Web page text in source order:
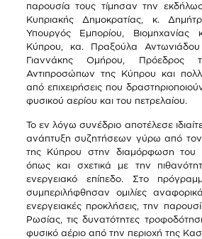
παρουσία τους τίμησαν την
Κυπριακής Δημοκρατίας, κ.
Υπουργός Εμπορίου, Βιομηχανίας
Κύπρου, κα. Πραξούλα
Γιαννάκης Ομήρου, Πρόεδρος
Αντιπροσώπων της Κύπρου και
από επιχειρήσεις που
φυσικού αερίου και του πετρελαίου.
Το εν λόγω συνέδριο αποτέλεσε
ανάπτυξη συζητήσεων γύρω από
της Κύπρου στην διαμόρφωση του
όπως και σχετικά με την
ενεργειακό επίπεδο. Στο
συμπεριλήφθησαν ομιλίες
ενεργειακές προκλήσεις, την
Ρωσίας, τις δυνατότητες
φυσικό αέριο από την περιοχή της